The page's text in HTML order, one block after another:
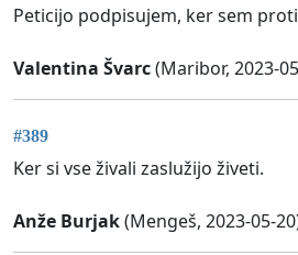
Peticijo podpisujem, ker sem
Valentina Švarc(Maribor, 2023-
#389
Ker si vse živali zaslužijo živeti.
Anže Burjak(Mengeš, 2023-05-